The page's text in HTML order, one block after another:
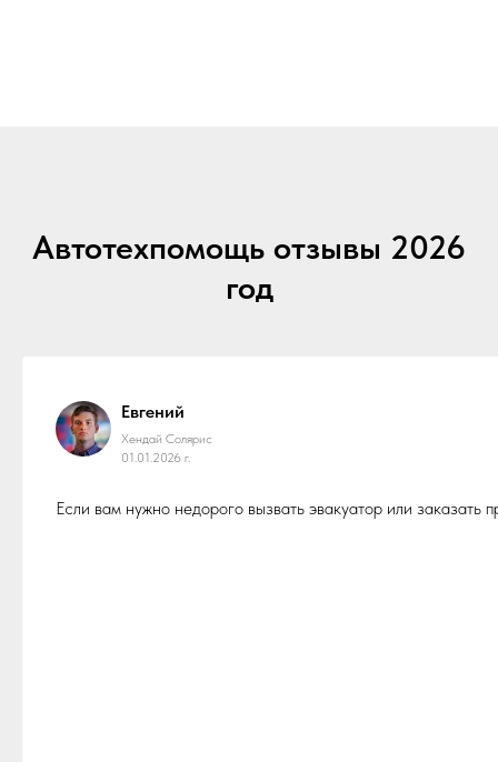
Автотехпомощь отзывы 2026
год
Евгений
Хендай Солярис
01.01.2026 г.
Если вам нужно недорого вызвать эвакуатор или